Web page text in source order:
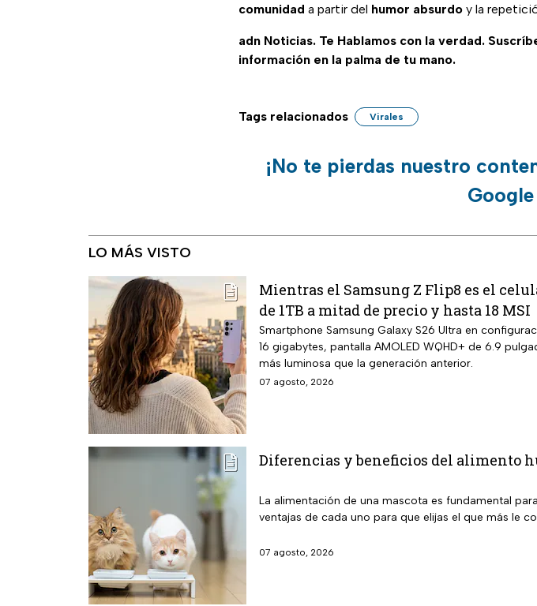
comunidad a partir del humor absurdo y la
adn Noticias. Te Hablamos con la verdad.
información en la palma de tu mano.
Tags relacionados Virales
¡No te pierdas nuestro
LO MÁS VISTO
Mientras el Samsung Z Flip8 es el
de 1TB a mitad de precio y hasta 18 MSI
Smartphone Samsung Galaxy S26 Ultra en
16 gigabytes, pantalla AMOLED WQHD+ de 6.9
más luminosa que la generación anterior.
07 agosto, 2026
Diferencias y beneficios del alimento
La alimentación de una mascota es fundamental
ventajas de cada uno para que elijas el que más le
07 agosto, 2026